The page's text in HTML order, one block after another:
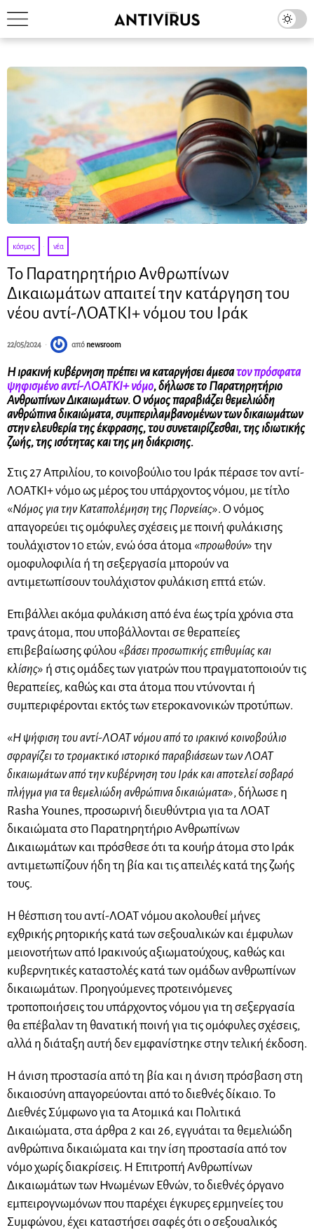
κόσμος · νέα
Το Παρατηρητήριο Ανθρωπίνων
Δικαιωμάτων απαιτεί την κατάργηση του
νέου αντί-ΛΟΑΤΚΙ+ νόμου του Ιράκ
22/05/2024 από newsroom
Η ιρακινή κυβέρνηση πρέπει να καταργήσει άμεσατον πρόσφατα
ψηφισμένο αντί-ΛΟΑΤΚΙ+ νόμο, δήλωσε το Παρατηρητήριο
Ανθρωπίνων Δικαιωμάτων. Ο νόμος παραβιάζει θεμελιώδη
ανθρώπινα δικαιώματα, συμπεριλαμβανομένων των δικαιωμάτων
στην ελευθερία της έκφρασης, του συνεταιρίζεσθαι, της ιδιωτικής
ζωής, της ισότητας και της μη διάκρισης.
Στις 27 Απριλίου, το κοινοβούλιο του Ιράκ πέρασε τον αντί-
ΛΟΑΤΚΙ+ νόμο ως μέρος του υπάρχοντος νόμου, με τίτλο
«Νόμος για την Καταπολέμηση της Πορνείας». Ο νόμος
απαγορεύει τις ομόφυλες σχέσεις με ποινή φυλάκισης
τουλάχιστον 10 ετών, ενώ όσα άτομα «προωθούν» την
ομοφυλοφιλία ή τη σεξεργασία μπορούν να
αντιμετωπίσουν τουλάχιστον φυλάκιση επτά ετών.
Επιβάλλει ακόμα φυλάκιση από ένα έως τρία χρόνια στα
τρανς άτομα, που υποβάλλονται σε θεραπείες
επιβεβαίωσης φύλου «βάσει προσωπικής επιθυμίας και
κλίσης» ή στις ομάδες των γιατρών που πραγματοποιούν τις
θεραπείες, καθώς και στα άτομα που ντύνονται ή
συμπεριφέρονται εκτός των ετεροκανονικών προτύπων.
«Η ψήφιση του αντί-ΛΟΑΤ νόμου από το ιρακινό κοινοβούλιο
σφραγίζει το τρομακτικό ιστορικό παραβιάσεων των ΛΟΑΤ
δικαιωμάτων από την κυβέρνηση του Ιράκ και αποτελεί σοβαρό
πλήγμα για τα θεμελιώδη ανθρώπινα δικαιώματα», δήλωσε η
Rasha Younes, προσωρινή διευθύντρια για τα ΛΟΑΤ
δικαιώματα στο Παρατηρητήριο Ανθρωπίνων
Δικαιωμάτων και πρόσθεσε ότι τα κουήρ άτομα στο Ιράκ
αντιμετωπίζουν ήδη τη βία και τις απειλές κατά της ζωής
τους.
Η θέσπιση του αντί-ΛΟΑΤ νόμου ακολουθεί μήνες
εχθρικής ρητορικής κατά των σεξουαλικών και έμφυλων
μειονοτήτων από Ιρακινούς αξιωματούχους, καθώς και
κυβερνητικές καταστολές κατά των ομάδων ανθρωπίνων
δικαιωμάτων. Προηγούμενες προτεινόμενες
τροποποιήσεις του υπάρχοντος νόμου για τη σεξεργασία
θα επέβαλαν τη θανατική ποινή για τις ομόφυλες σχέσεις,
αλλά η διάταξη αυτή δεν εμφανίστηκε στην τελική έκδοση.
Η άνιση προστασία από τη βία και η άνιση πρόσβαση στη
δικαιοσύνη απαγορεύονται από το διεθνές δίκαιο. Το
Διεθνές Σύμφωνο για τα Ατομικά και Πολιτικά
Δικαιώματα, στα άρθρα 2 και 26, εγγυάται τα θεμελιώδη
ανθρώπινα δικαιώματα και την ίση προστασία από τον
νόμο χωρίς διακρίσεις. Η Επιτροπή Ανθρωπίνων
Δικαιωμάτων των Ηνωμένων Εθνών, το διεθνές όργανο
εμπειρογνωμόνων που παρέχει έγκυρες ερμηνείες του
Συμφώνου, έχει καταστήσει σαφές ότι ο σεξουαλικός